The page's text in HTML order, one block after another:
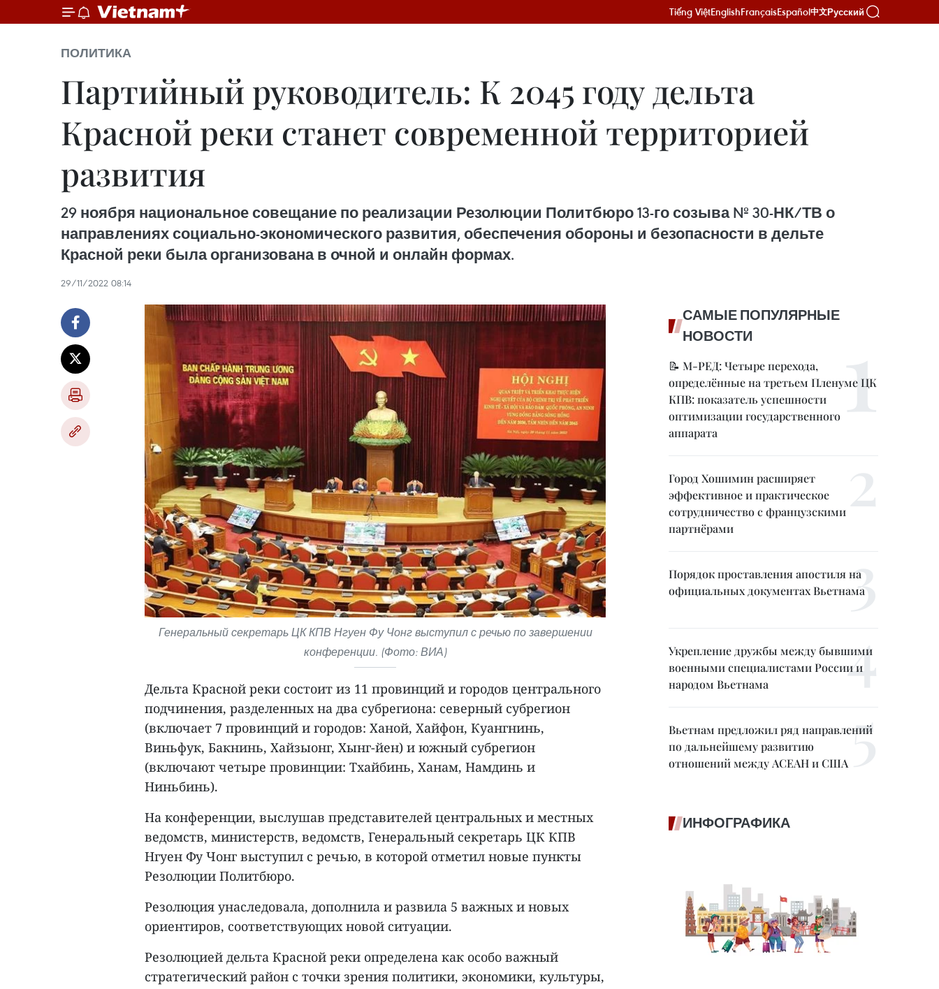
Tiếng ViệtEnglishFrançaisEspañol中文Русский
ПОЛИТИКА
Партийный руководитель: К 2045 году дельта
Красной реки станет современной территорией
развития
29 ноября национальное совещание по реализации Резолюции Политбюро 13-го созыва № 30-НК/ТВ о
направлениях социально-экономического развития, обеспечения обороны и безопасности в дельте
Красной реки была организована в очной и онлайн формах.
29/11/2022 08:14
Генеральный секретарь ЦК КПВ Нгуен Фу Чонг выступил с речью по завершении
конференции. (Фото: ВИА)
Дельта Красной реки состоит из 11 провинций и городов центрального
подчинения, разделенных на два субрегиона: северный субрегион
(включает 7 провинций и городов: Ханой, Хайфон, Куангнинь,
Виньфук, Бакнинь, Хайзыонг, Хынг-йен) и южный субрегион
(включают четыре провинции: Тхайбинь, Ханам, Намдинь и
Ниньбинь).
На конференции, выслушав представителей центральных и местных
ведомств, министерств, ведомств, Генеральный секретарь ЦК КПВ
Нгуен Фу Чонг выступил с речью, в которой отметил новые пункты
Резолюции Политбюро.
Резолюция унаследовала, дополнила и развила 5 важных и новых
ориентиров, соответствующих новой ситуации.
Резолюцией дельта Красной реки определена как особо важный
стратегический район с точки зрения политики, экономики, культуры,
САМЫЕ ПОПУЛЯРНЫЕ
НОВОСТИ
📝 М-РЕД: Четыре перехода,
определённые на третьем Пленуме ЦК
КПВ: показатель успешности
оптимизации государственного
аппарата
Город Хошимин расширяет
эффективное и практическое
сотрудничество с французскими
партнёрами
Порядок проставления апостиля на
официальных документах Вьетнама
Укрепление дружбы между бывшими
военными специалистами России и
народом Вьетнама
Вьетнам предложил ряд направлений
по дальнейшему развитию
отношений между АСЕАН и США
ИНФОГРАФИКА